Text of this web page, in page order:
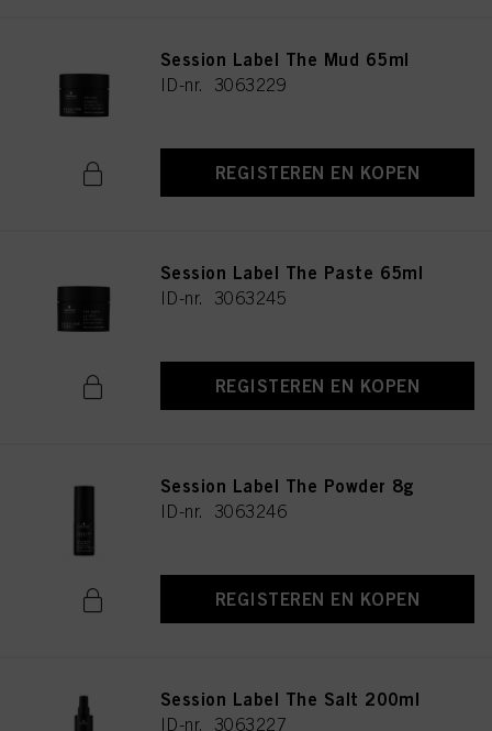
Session Label The Mud 65ml
ID-nr. 3063229
REGISTEREN EN KOPEN
Session Label The Paste 65ml
ID-nr. 3063245
REGISTEREN EN KOPEN
Session Label The Powder 8g
ID-nr. 3063246
REGISTEREN EN KOPEN
Session Label The Salt 200ml
ID-nr. 3063227